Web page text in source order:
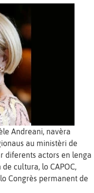
Andreani, navèra
au ministèri de
diferents actors en lenga
cultura, lo CAPOC,
Congrès permanent de